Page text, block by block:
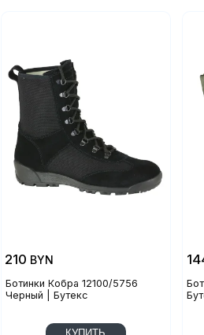
Ботинки Кобра 12100/5756
Черный | Бутекс
210 BYN